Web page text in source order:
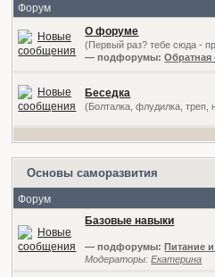
Форум
О форуме
(Первый раз? тебе сюда -
— подфорумы: Обратная
Беседка
(Болталка, флудилка, треп,
Основы саморазвития
Форум
Базовые навыки
— подфорумы: Питание
Модераторы:Екатерина